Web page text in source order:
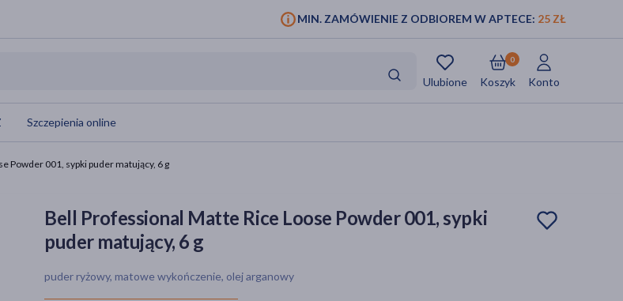
MIN. ZAMÓWIENIE Z ODBIOREM W APTECE: 25 ZŁ
Ulubione Koszyk
0
Konto
Szczepienia online
Powder 001, sypki puder matujący, 6 g
Bell Professional Matte Rice Loose Powder 001, sypki
puder matujący, 6 g
puder ryżowy, matowe wykończenie, olej arganowy